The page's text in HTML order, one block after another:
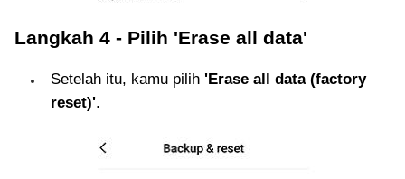
Langkah 4 - Pilih 'Erase all data'
Setelah itu, kamu pilih 'Erase all data (factory
reset)'.